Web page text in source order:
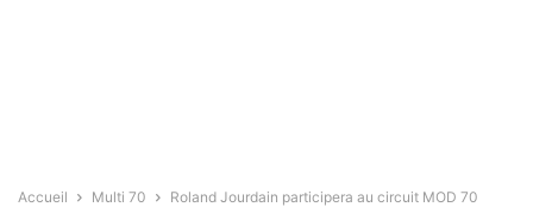
Accueil Multi 70 Roland Jourdain participera au circuit MOD 70